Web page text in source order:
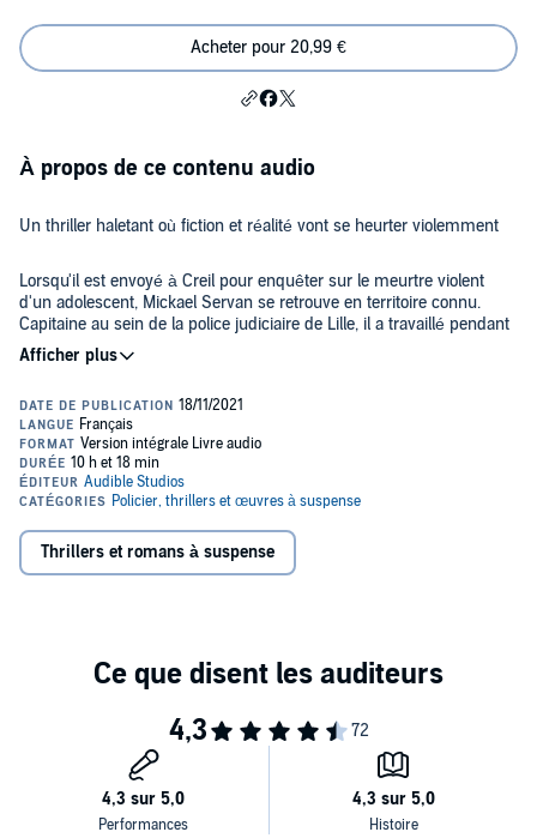
Acheter pour 20,99 €
À propos de ce contenu audio
Un thriller haletant où fiction et réalité vont se heurter violemment
Lorsqu'il est envoyé à Creil pour enquêter sur le meurtre violent
d'un adolescent, Mickael Servan se retrouve en territoire connu.
Capitaine au sein de la police judiciaire de Lille, il a travaillé pendant
des années dans les quartiers difficiles de Creil, et cette nouvelle
affaire fait réapparaître de terribles souvenirs. Accompagné de sa
tenter d'élucider ce crime atroce. L'assassin a tracé sur le mur une
marque mystérieuse avec le sang de la victime. Mais très vite, les
meurtres s'enchaînent, toujours accompagnés de cette marque
sanglante.
Réussiront-ils à déjouer les plans de ce tueur machiavélique avant
qu'il ne soit trop tard ?
©2021 Les Nouveaux Auteurs (P)2021 Audible Studios
Thrillers et romans à suspense